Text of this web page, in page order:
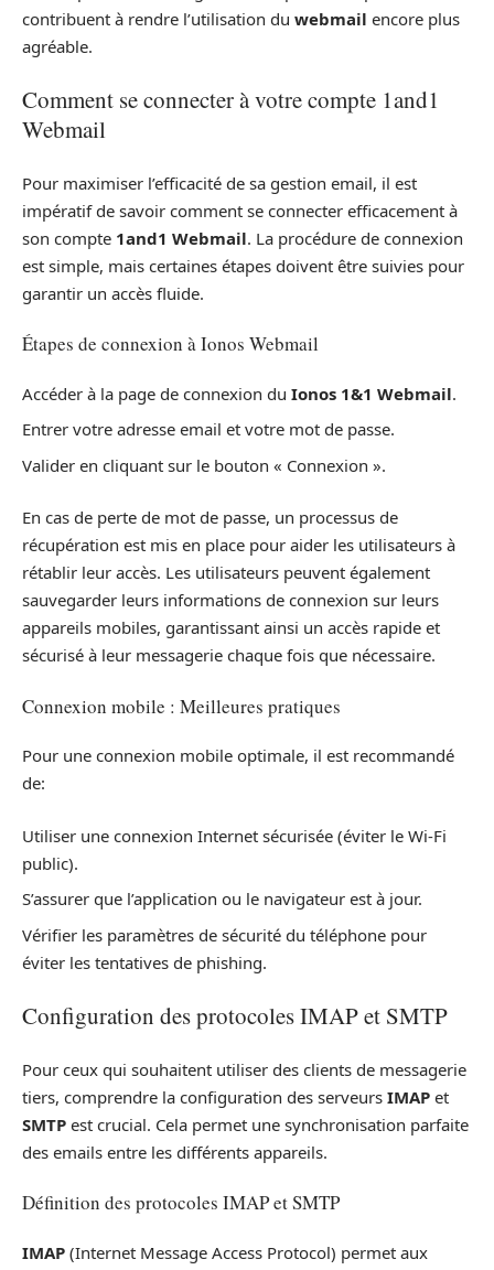
contribuent à rendre l’utilisation du webmail encore plus
agréable.
Comment se connecter à votre compte 1and1
Webmail
Pour maximiser l’efficacité de sa gestion email, il est
impératif de savoir comment se connecter efficacement à
son compte 1and1 Webmail. La procédure de connexion
est simple, mais certaines étapes doivent être suivies pour
garantir un accès fluide.
Étapes de connexion à Ionos Webmail
Accéder à la page de connexion du Ionos 1&1 Webmail.
Entrer votre adresse email et votre mot de passe.
Valider en cliquant sur le bouton « Connexion ».
En cas de perte de mot de passe, un processus de
récupération est mis en place pour aider les utilisateurs à
rétablir leur accès. Les utilisateurs peuvent également
sauvegarder leurs informations de connexion sur leurs
appareils mobiles, garantissant ainsi un accès rapide et
sécurisé à leur messagerie chaque fois que nécessaire.
Connexion mobile : Meilleures pratiques
Pour une connexion mobile optimale, il est recommandé
de:
Utiliser une connexion Internet sécurisée (éviter le Wi-Fi
public).
S’assurer que l’application ou le navigateur est à jour.
Vérifier les paramètres de sécurité du téléphone pour
éviter les tentatives de phishing.
Configuration des protocoles IMAP et SMTP
Pour ceux qui souhaitent utiliser des clients de messagerie
tiers, comprendre la configuration des serveurs IMAP et
SMTP est crucial. Cela permet une synchronisation parfaite
des emails entre les différents appareils.
Définition des protocoles IMAP et SMTP
IMAP (Internet Message Access Protocol) permet aux